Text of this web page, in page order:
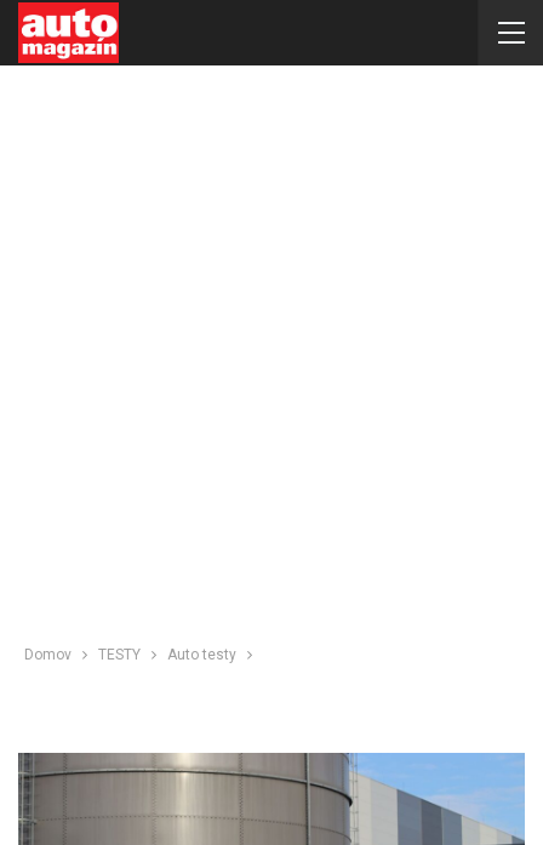
Domov TESTY Auto testy